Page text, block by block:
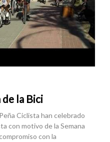
la Bici
Ciclista han celebrado
con motivo de la Semana
con la